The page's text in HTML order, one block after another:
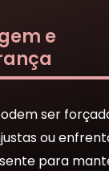
e
ser
ou
para